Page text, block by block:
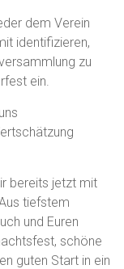
dem Verein
identifizieren,
zu
ein.
bereits jetzt mit
tiefstem
und Euren
schöne
guten Start in ein